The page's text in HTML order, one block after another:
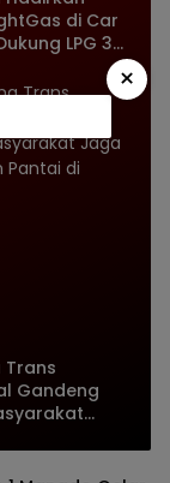
di Car
LPG 3
Trans
Gandeng
×